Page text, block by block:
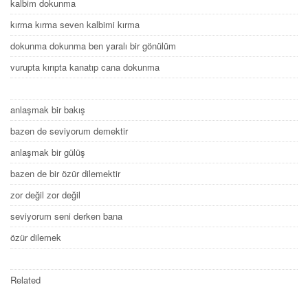
kalbim dokunma
kırma kırma seven kalbimi kırma
dokunma dokunma ben yaralı bir gönülüm
vurupta kırıpta kanatıp cana dokunma
anlaşmak bir bakış
bazen de seviyorum demektir
anlaşmak bir gülüş
bazen de bir özür dilemektir
zor değil zor değil
seviyorum seni derken bana
özür dilemek
Related